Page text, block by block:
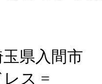
県入間市
ス =